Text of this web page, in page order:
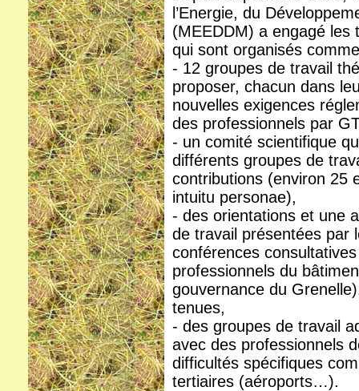
l’Energie, du
(MEEDDM) a engagé les
qui sont organisés
- 12 groupes de travail
proposer, chacun dans
nouvelles exigences
des professionnels par
- un comité scientifique
différents groupes de
contributions (environ 25
intuitu personae),
- des orientations et une
de travail présentées par
conférences
professionnels du
gouvernance du
tenues,
- des groupes de travail
avec des professionnels
difficultés spécifiques
tertiaires (aéroports…).